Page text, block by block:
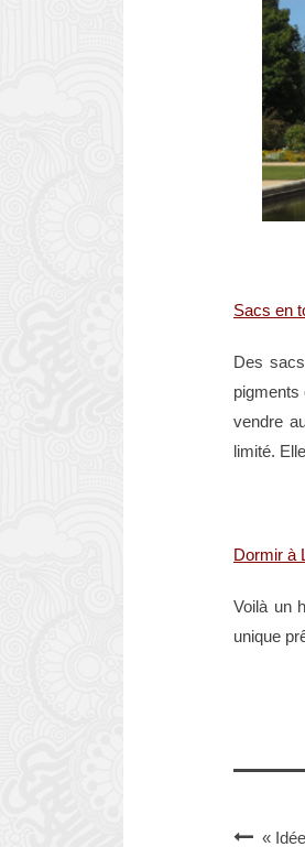
Sacs en
Des
pigments
vendre
limité.
Dormir à
Voilà un
unique
«